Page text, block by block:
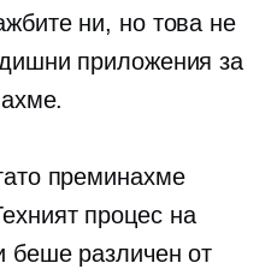
ни, но това не
приложения за
преминахме
процес на
беше различен от